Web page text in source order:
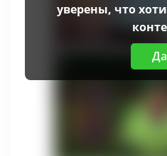
уверены, что
Да